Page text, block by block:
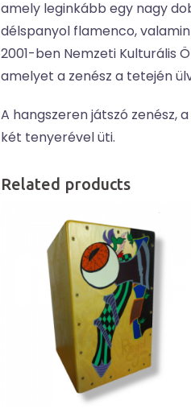
amely leginkább egy nagy
délspanyol flamenco,
2001-ben Nemzeti Kulturális
amelyet a zenész a tetején
A hangszeren játszó zenész, a
két tenyerével üti.
Related products